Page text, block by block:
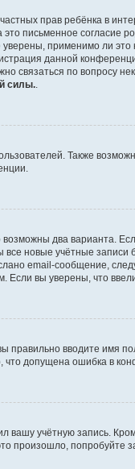
прав ребёнка в
письменное согласие
применимо ли это
данной
связаться по вопросу
силы.
Также
два варианта.
новые учётные
email-сообщение,
вы уверены, что
правильно вводите имя
допущена ошибка в
вашу учётную запись.
попробуйте